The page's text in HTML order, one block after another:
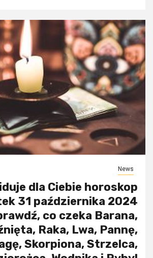
News
dla Ciebie horoskop
31 października 2024
co czeka Barana,
Raka, Lwa, Pannę,
Skorpiona, Strzelca,